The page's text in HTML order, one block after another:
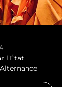
l’État